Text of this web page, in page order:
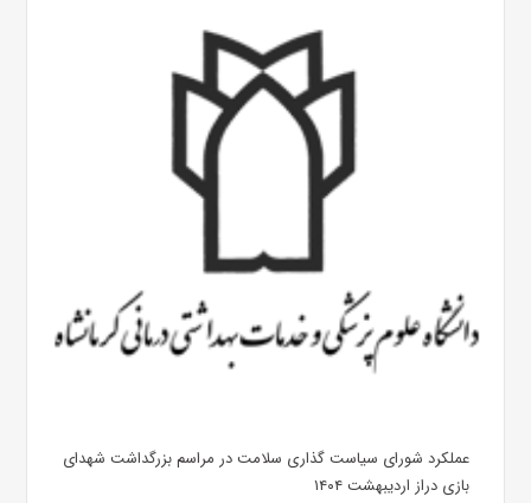
عملکرد شورای سیاست گذاری سلامت در مراسم بزرگداشت شهدای
بازی دراز اردیبهشت ۱۴۰۴